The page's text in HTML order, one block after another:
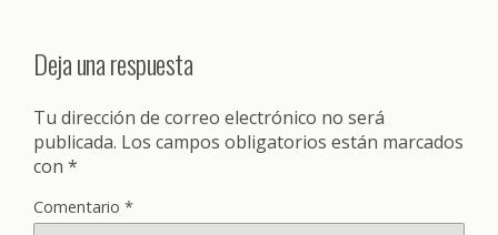
Deja una respuesta
Tu dirección de correo electrónico no será
publicada. Los campos obligatorios están marcados
con *
Comentario *